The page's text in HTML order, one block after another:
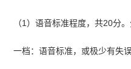
（1）语音标准程度，共20分。
一档：语音标准，或极少有失